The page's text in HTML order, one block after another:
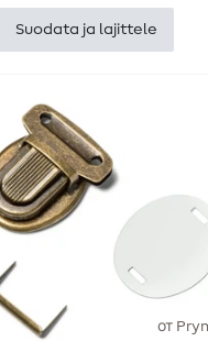
Suodata ja lajittele
от